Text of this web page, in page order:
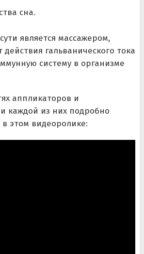
сна.
является массажером,
действия гальванического тока
систему в организме
аппликаторов и
каждой из них подробно
в этом видеоролике: